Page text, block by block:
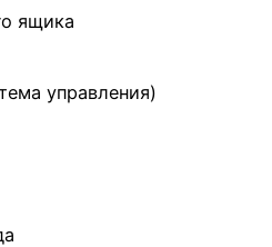
ящика
управления)